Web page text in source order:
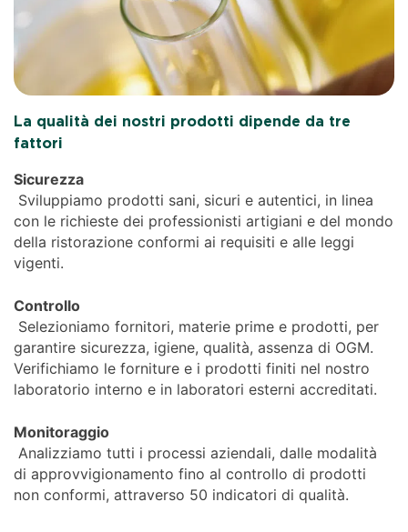
La qualità dei nostri prodotti dipende da tre
fattori
Sicurezza
Sviluppiamo prodotti sani, sicuri e autentici, in linea
con le richieste dei professionisti artigiani e del mondo
della ristorazione conformi ai requisiti e alle leggi
vigenti.
Controllo
Selezioniamo fornitori, materie prime e prodotti, per
garantire sicurezza, igiene, qualità, assenza di OGM.
Verifichiamo le forniture e i prodotti finiti nel nostro
laboratorio interno e in laboratori esterni accreditati.
Monitoraggio
Analizziamo tutti i processi aziendali, dalle modalità
di approvvigionamento fino al controllo di prodotti
non conformi, attraverso 50 indicatori di qualità.